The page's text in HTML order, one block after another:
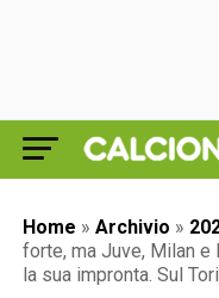
Home » Archivio »
forte, ma Juve, Milan
la sua impronta. Sul